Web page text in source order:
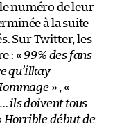
numéro de leur
à la suite
Sur Twitter, les
: « 99% des fans
qu’İlkay
» , «
ils doivent tous
Horrible début de